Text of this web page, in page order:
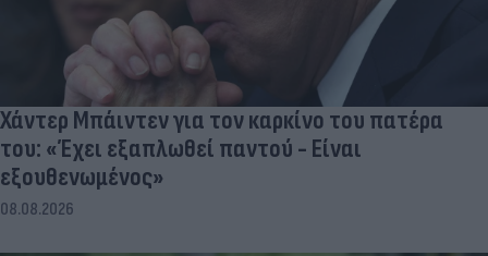
Χάντερ Μπάιντεν για τον καρκίνο του πατέρα
του: «Έχει εξαπλωθεί παντού - Είναι
εξουθενωμένος»
08.08.2026